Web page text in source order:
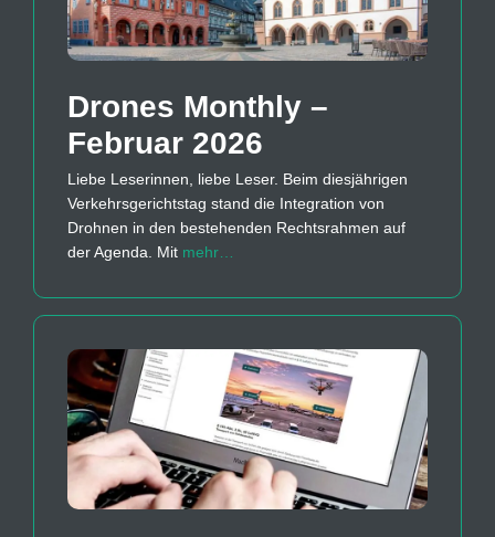
Drones Monthly –
Februar 2026
Liebe Leserinnen, liebe Leser. Beim diesjährigen
Verkehrsgerichtstag stand die Integration von
Drohnen in den bestehenden Rechtsrahmen auf
der Agenda. Mit mehr…